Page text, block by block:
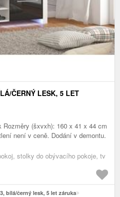
ČERNÝ LESK, 5 LET
(šxvxh): 160 x 41 x 44 cm
není v ceně. Dodání v demontu.
stolky do obývacího pokoje, tv
bílá/černý lesk, 5 let záruka